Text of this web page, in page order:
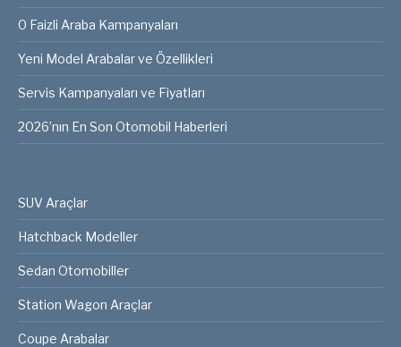
0 Faizli Araba Kampanyaları
Yeni Model Arabalar ve Özellikleri
Servis Kampanyaları ve Fiyatları
2026’nın En Son Otomobil Haberleri
SUV Araçlar
Hatchback Modeller
Sedan Otomobiller
Station Wagon Araçlar
Coupe Arabalar